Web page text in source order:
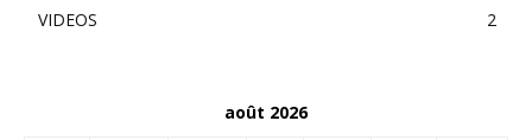
VIDEOS
2
août 2026